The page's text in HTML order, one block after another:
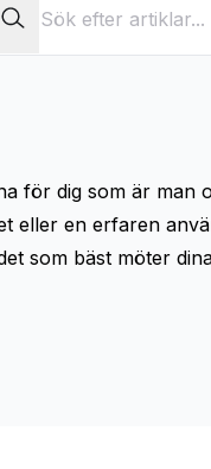
för dig som är
eller en erfaren
som bäst möter